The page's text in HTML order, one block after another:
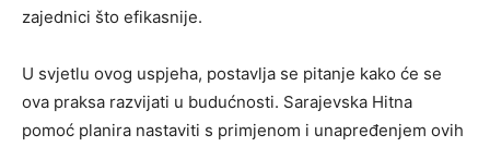
zajednici što efikasnije.
U svjetlu ovog uspjeha, postavlja se pitanje kako će se
ova praksa razvijati u budućnosti. Sarajevska Hitna
pomoć planira nastaviti s primjenom i unapređenjem ovih